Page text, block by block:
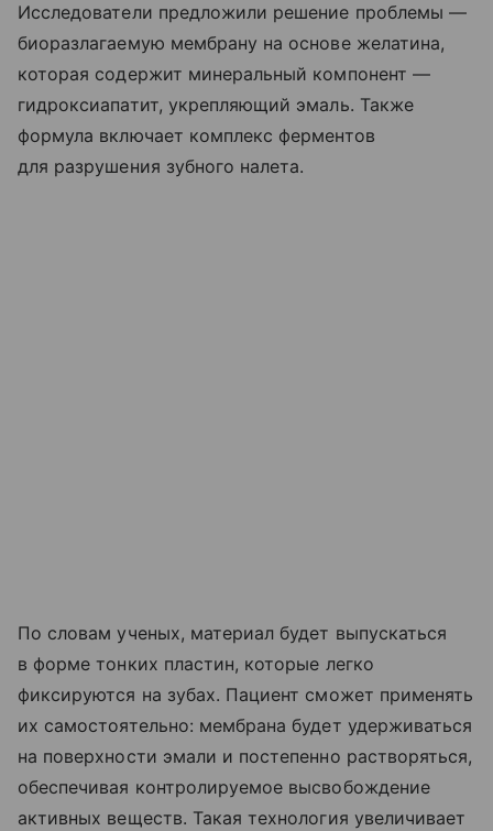
Исследователи предложили решение проблемы —
биоразлагаемую мембрану на основе желатина,
которая содержит минеральный компонент —
гидроксиапатит, укрепляющий эмаль. Также
формула включает комплекс ферментов
для разрушения зубного налета.
По словам ученых, материал будет выпускаться
в форме тонких пластин, которые легко
фиксируются на зубах. Пациент сможет применять
их самостоятельно: мембрана будет удерживаться
на поверхности эмали и постепенно растворяться,
обеспечивая контролируемое высвобождение
активных веществ. Такая технология увеличивает